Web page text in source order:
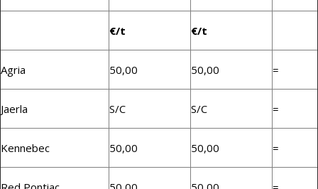
€/t €/t
Agria 50,00 50,00 =
Jaerla S/C S/C =
Kennebec 50,00 50,00 =